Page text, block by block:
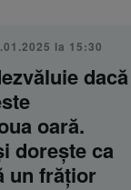
la 15:30
dacă
oară.
dorește ca
un frățior